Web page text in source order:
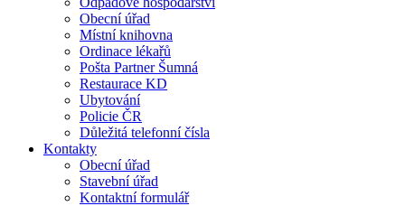
Obecní úřad
Místní knihovna
Ordinace lékařů
Pošta Partner Šumná
Restaurace KD
Ubytování
Policie ČR
Důležitá telefonní čísla
Kontakty
Obecní úřad
Stavební úřad
Kontaktní formulář